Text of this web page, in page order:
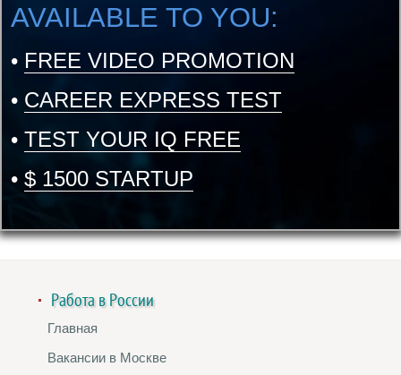
AVAILABLE TO YOU:
• FREE VIDEO PROMOTION
• CAREER EXPRESS TEST
• TEST YOUR IQ FREE
• $ 1500 STARTUP
Работа в России
Главная
Вакансии в Москве